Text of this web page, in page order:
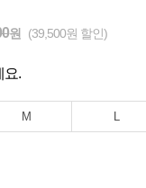
원 (39,500원 할인)
요.
M L